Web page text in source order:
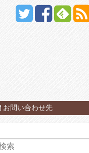
お問い合わせ先